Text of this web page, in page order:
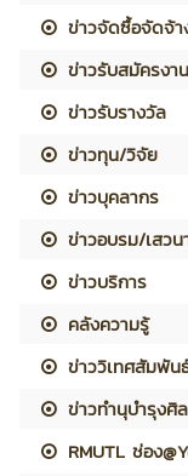
ข่าวจัดซื้อจัดจ้า
ข่าวรับสมัครงาน
ข่าวรับรางวัล
ข่าวทุน/วิจัย
ข่าวบุคลากร
ข่าวอบรม/เสวน
ข่าวบริการ
คลังความรู้
ข่าววิเทศสัมพัน
ข่าวทำนุบำรุง
RMUTL ช่อง